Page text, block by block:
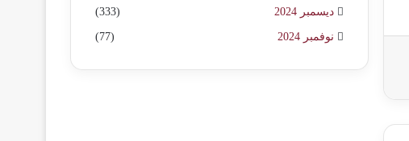
ديسمبر 2024 (333)
نوفمبر 2024 (77)